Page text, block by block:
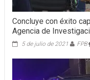
Concluye con éxito
Agencia de
5 de julio de 2021 FPB